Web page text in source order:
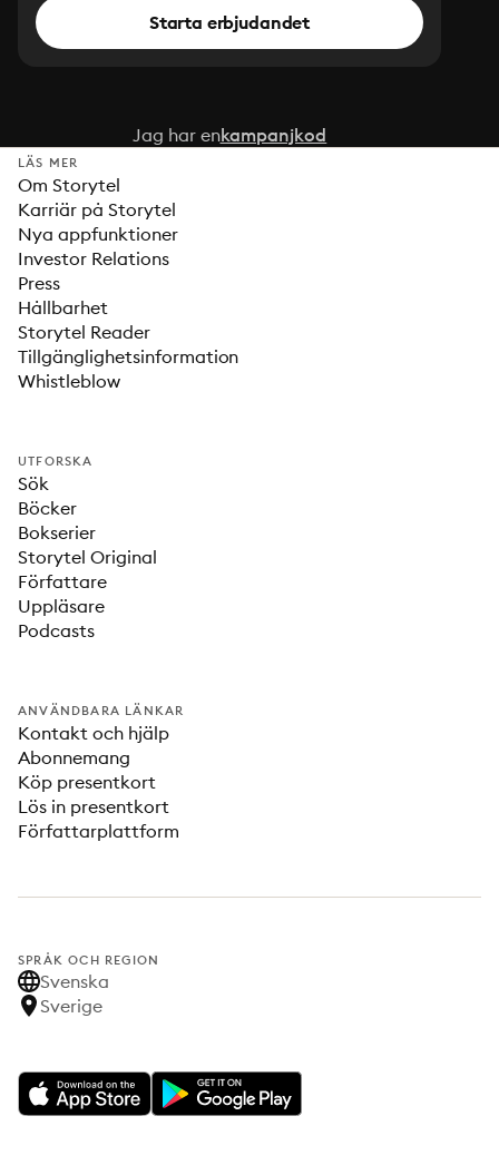
Starta erbjudandet
Jag har enkampanjkod
LÄS MER
Om Storytel
Karriär på Storytel
Nya appfunktioner
Investor Relations
Press
Hållbarhet
Storytel Reader
Tillgänglighetsinformation
Whistleblow
UTFORSKA
Sök
Böcker
Bokserier
Storytel Original
Författare
Uppläsare
Podcasts
ANVÄNDBARA LÄNKAR
Kontakt och hjälp
Abonnemang
Köp presentkort
Lös in presentkort
Författarplattform
SPRÅK OCH REGION
Svenska
Sverige